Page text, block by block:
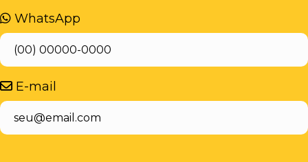
WhatsApp
E-mail